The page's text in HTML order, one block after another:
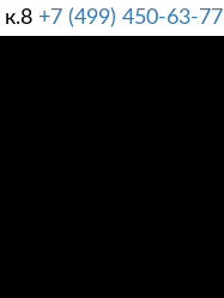
+7 (499) 450-63-77